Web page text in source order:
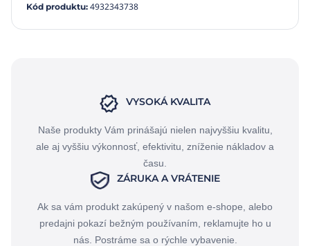
Kód produktu: 4932343738
VYSOKÁ KVALITA
Naše produkty Vám prinášajú nielen najvyššiu kvalitu,
ale aj vyššiu výkonnosť, efektivitu, zníženie nákladov a
času.
ZÁRUKA A VRÁTENIE
Ak sa vám produkt zakúpený v našom e-shope, alebo
predajni pokazí bežným používaním, reklamujte ho u
nás. Postráme sa o rýchle vybavenie.